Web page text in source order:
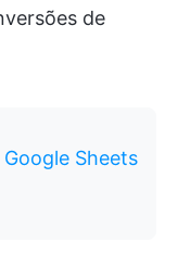
de
Sheets